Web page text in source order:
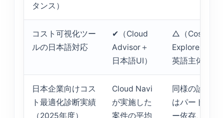
タンス）
コスト可視化ツー
ルの日本語対応
✔（Cloud
Advisor＋
日本語UI）
△（Cost
Explorerは
英語主体）
日本企業向けコス
ト最適化診断実績
（2025年度）
Cloud Navi
が実施した
案件の平均
同様の診断
はパートナ
ー依存、平